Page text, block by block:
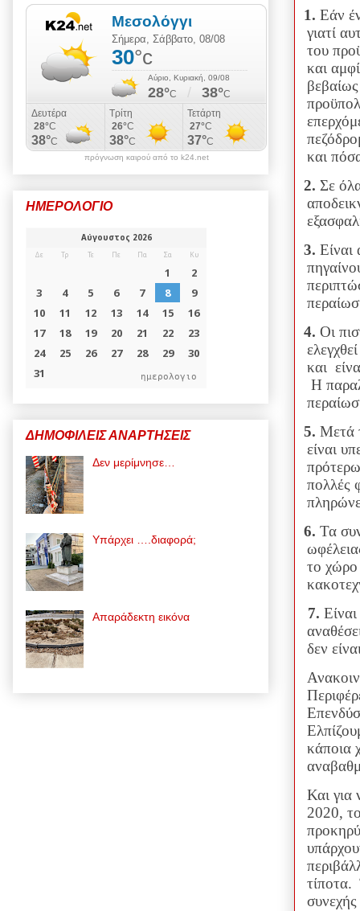
1. Εάν
γιατί
του
και
και
2. Σε
3. Είναι
4. Οι
και
Η
5. Μετά
είναι
πολλές
6. Τα
το χώρο
7.
δεν
κάποια
Και για
2020,
τίποτα.
πρόγνωση καιρού από το k24.net
ΗΜΕΡΟΛΟΓΙΟ
ημερολογιο
ΔΗΜΟΦΙΛΕΙΣ ΑΝΑΡΤΗΣΕΙΣ
Δεν μερίμνησε…
Υπάρχει ….διαφορά;
Απαράδεκτη εικόνα